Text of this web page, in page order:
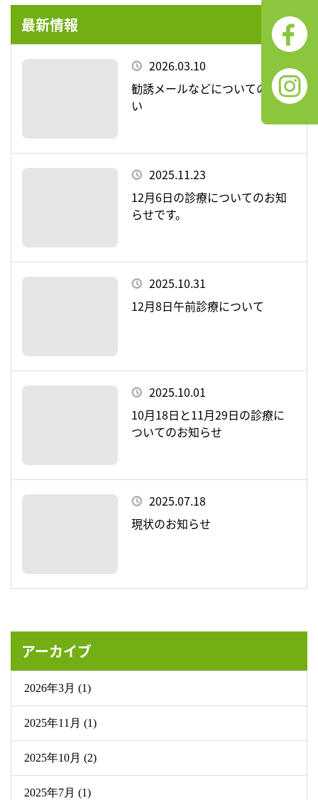
最新情報
2026.03.10
勧誘メールなどについてのお願
い
2025.11.23
12月6日の診療についてのお知
らせです。
2025.10.31
12月8日午前診療について
2025.10.01
10月18日と11月29日の診療に
ついてのお知らせ
2025.07.18
現状のお知らせ
アーカイブ
2026年3月 (1)
2025年11月 (1)
2025年10月 (2)
2025年7月 (1)